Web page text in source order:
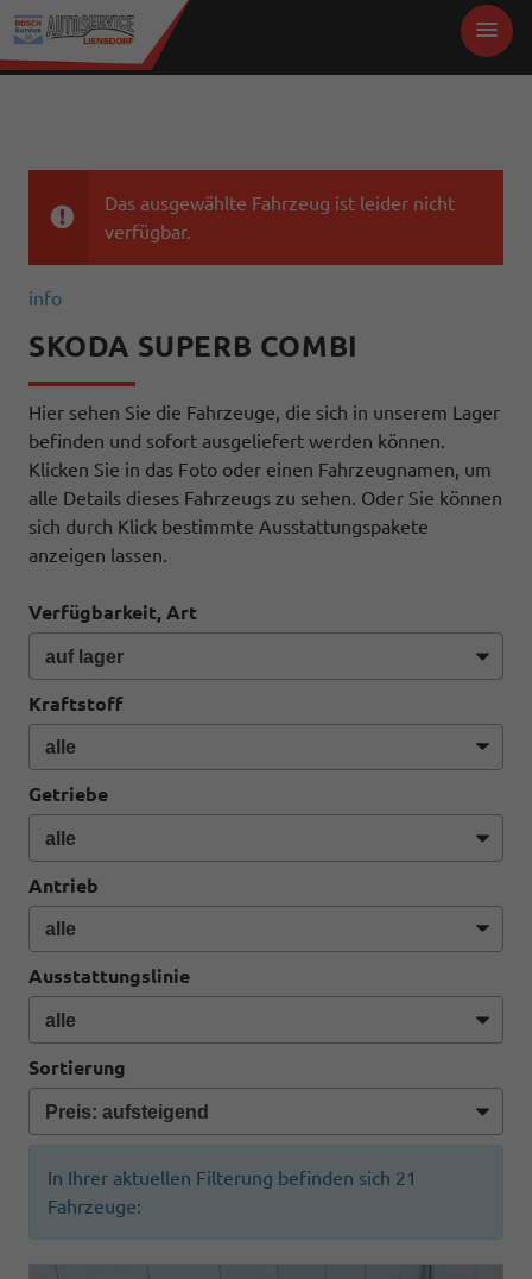
Das ausgewählte Fahrzeug ist leider nicht
verfügbar.
info
SKODA SUPERB COMBI
Hier sehen Sie die Fahrzeuge, die sich in unserem Lager
befinden und sofort ausgeliefert werden können.
Klicken Sie in das Foto oder einen Fahrzeugnamen, um
alle Details dieses Fahrzeugs zu sehen. Oder Sie können
sich durch Klick bestimmte Ausstattungspakete
anzeigen lassen.
Verfügbarkeit, Art
Kraftstoff
Getriebe
Antrieb
Ausstattungslinie
Sortierung
In Ihrer aktuellen Filterung befinden sich 21
Fahrzeuge: